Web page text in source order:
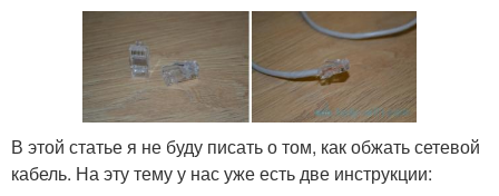
В этой статье я не буду писать о том, как обжать сетевой
кабель. На эту тему у нас уже есть две инструкции: